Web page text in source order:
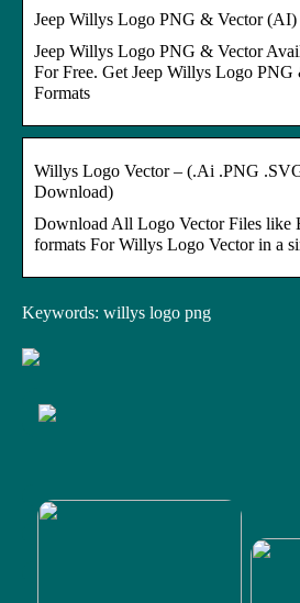
Jeep Willys Logo PNG & Vector (AI)
Jeep Willys Logo PNG & Vector
For Free. Get Jeep Willys Logo
Formats
Willys Logo Vector – (.Ai .PNG
Download)
Download All Logo Vector Files like
formats For Willys Logo Vector in a
Keywords: willys logo png